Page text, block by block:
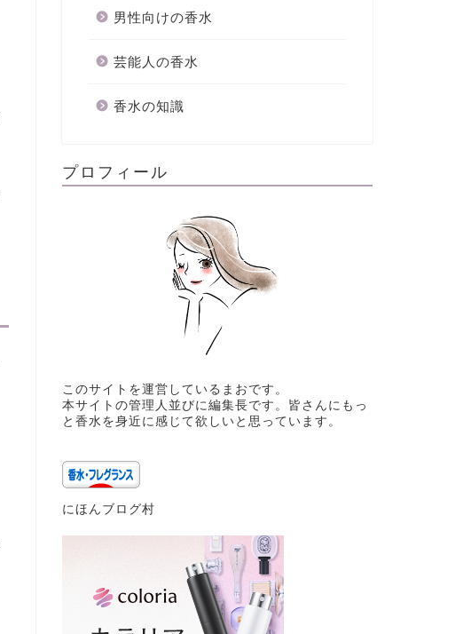
男性向けの香水
芸能人の香水
香水の知識
プロフィール
このサイトを運営しているまおです。
本サイトの管理人並びに編集長です。皆さんにもっ
と香水を身近に感じて欲しいと思っています。
にほんブログ村